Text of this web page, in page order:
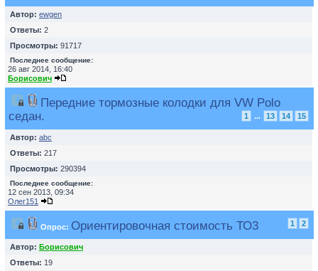
Автор: ewgen
Ответы: 2
Просмотры: 91717
Последнее сообщение:
26 авг 2014, 16:40
Борисович
Передние тормозные колодки для VW Polo
седан.
1 ... 13 14 15
Автор: abc
Ответы: 217
Просмотры: 290394
Последнее сообщение:
12 сен 2013, 09:34
Олег151
Опрос: Ориентировочная стоимость ТО3 1 2
Автор: Борисович
Ответы: 19